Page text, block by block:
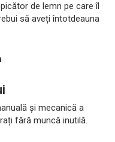
de lemn pe care îl
să aveți întotdeauna
și mecanică a
fără muncă inutilă.